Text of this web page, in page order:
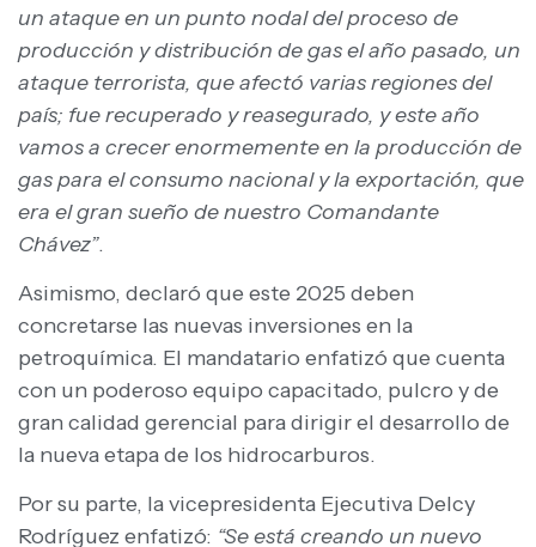
un ataque en un punto nodal del proceso de
producción y distribución de gas el año pasado, un
ataque terrorista, que afectó varias regiones del
país; fue recuperado y reasegurado, y este año
vamos a crecer enormemente en la producción de
gas para el consumo nacional y la exportación, que
era el gran sueño de nuestro Comandante
Chávez”.
Asimismo, declaró que este 2025 deben
concretarse las nuevas inversiones en la
petroquímica. El mandatario enfatizó que cuenta
con un poderoso equipo capacitado, pulcro y de
gran calidad gerencial para dirigir el desarrollo de
la nueva etapa de los hidrocarburos.
Por su parte, la vicepresidenta Ejecutiva Delcy
Rodríguez enfatizó: “Se está creando un nuevo